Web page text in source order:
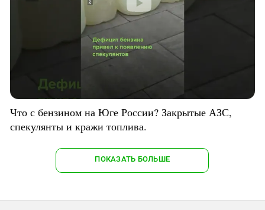
Что с бензином на Юге России? Закрытые АЗС,
спекулянты и кражи топлива.
ПОКАЗАТЬ БОЛЬШЕ